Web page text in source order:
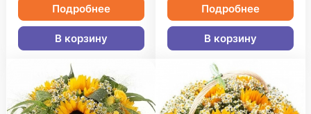
Подробнее
В корзину
Подробнее
В корзину